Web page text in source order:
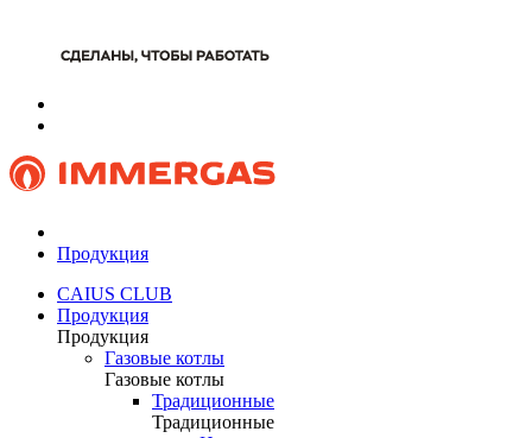
Продукция
CAIUS CLUB
Продукция
Продукция
Газовые котлы
Газовые котлы
Традиционные
Традиционные